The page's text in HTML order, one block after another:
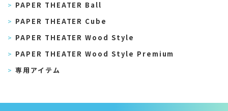
PAPER THEATER Ball
PAPER THEATER Cube
PAPER THEATER Wood Style
PAPER THEATER Wood Style Premium
専用アイテム